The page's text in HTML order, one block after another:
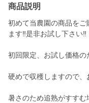
商品説明
初めて当農園の商品を
ます‼︎是非お試し下さい‼︎
初回限定、お試し価格の
硬めで収穫しますので、
暑さのため追熟がすすむ